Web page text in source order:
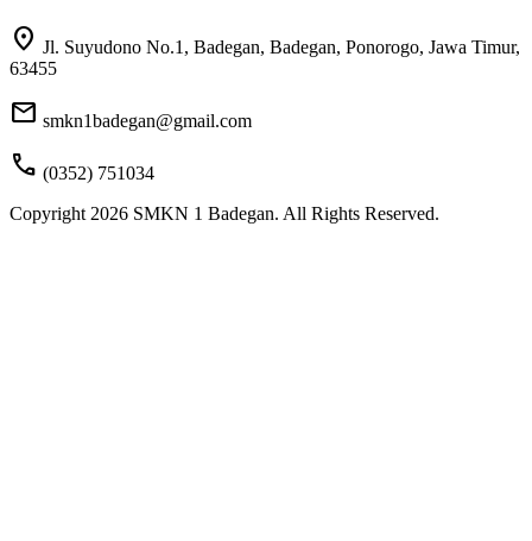
location_on Jl. Suyudono No.1, Badegan, Badegan, Ponorogo, Jawa Timur,
63455
mail smkn1badegan@gmail.com
call (0352) 751034
Copyright 2026 SMKN 1 Badegan. All Rights Reserved.